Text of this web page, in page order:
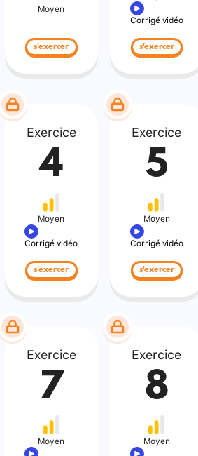
Moyen
s'exercer
Corrigé vidéo
s'exercer
Exercice
4
Moyen
Corrigé vidéo
s'exercer
Exercice
5
Moyen
Corrigé vidéo
s'exercer
Exercice
7
Moyen
Exercice
8
Moyen